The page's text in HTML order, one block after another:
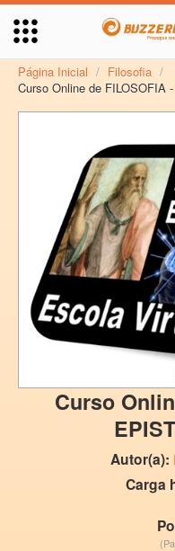
Página Inicial / Filosofia /
Curso Online de FILOSOFIA
Curso
Autor(a):
Carga